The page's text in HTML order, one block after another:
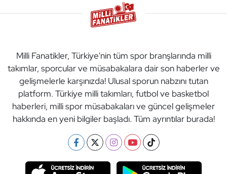
Milli Fanatikler, Türkiye'nin tüm spor branşlarında milli
takımlar, sporcular ve müsabakalara dair son haberler ve
gelişmelerle karşınızda! Ulusal sporun nabzını tutan
platform. Türkiye milli takımları, futbol ve basketbol
haberleri, milli spor müsabakaları ve güncel gelişmeler
hakkında en yeni bilgiler başladı. Tüm ayrıntılar burada!